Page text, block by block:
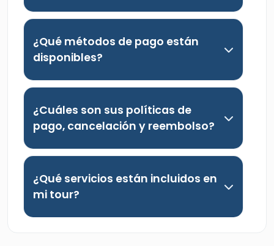
¿Qué métodos de pago están
disponibles?
¿Cuáles son sus políticas de
pago, cancelación y reembolso?
¿Qué servicios están incluidos en
mi tour?